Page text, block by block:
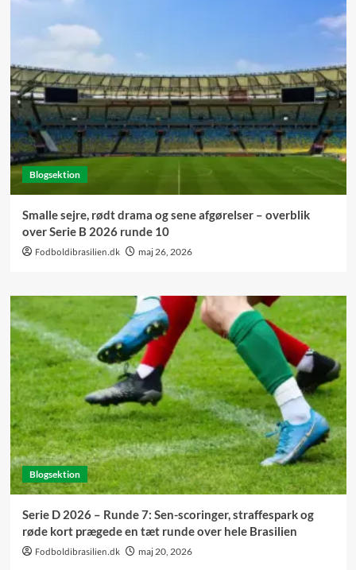
Blogsektion
Smalle sejre, rødt drama og sene afgørelser – overblik
over Serie B 2026 runde 10
Fodboldibrasilien.dk maj 26, 2026
Blogsektion
Serie D 2026 – Runde 7: Sen-scoringer, straffespark og
røde kort prægede en tæt runde over hele Brasilien
Fodboldibrasilien.dk maj 20, 2026